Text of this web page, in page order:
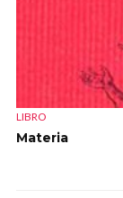
LIBRO
Materia